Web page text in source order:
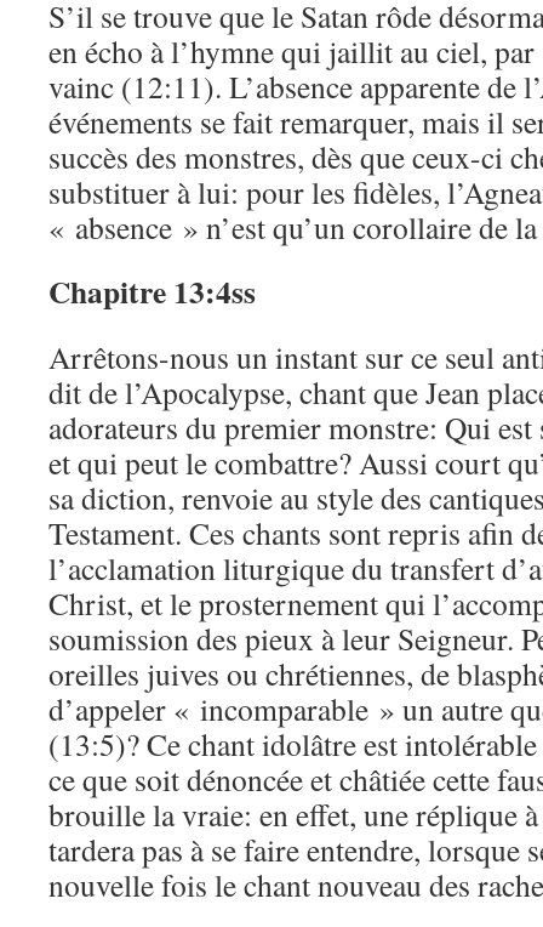
S’il se trouve que le Satan rôde
en écho à l’hymne qui jaillit au ciel,
vainc (12:11). L’absence apparente de
événements se fait remarquer, mais il
succès des monstres, dès que ceux-ci
substituer à lui: pour les fidèles,
« absence » n’est qu’un corollaire de
Chapitre 13:4ss
Arrêtons-nous un instant sur ce seul
dit de l’Apocalypse, chant que Jean
adorateurs du premier monstre: Qui
et qui peut le combattre? Aussi court
sa diction, renvoie au style des
Testament. Ces chants sont repris afin
l’acclamation liturgique du transfert
Christ, et le prosternement qui
soumission des pieux à leur Seigneur.
oreilles juives ou chrétiennes, de
d’appeler « incomparable » un autre
(13:5)? Ce chant idolâtre est intolérable
ce que soit dénoncée et châtiée cette
brouille la vraie: en effet, une réplique
tardera pas à se faire entendre, lorsque
nouvelle fois le chant nouveau des